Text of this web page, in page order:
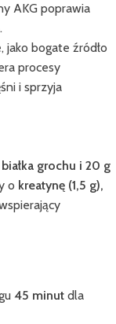
AKG poprawia
jako bogate źródło
procesy
i sprzyja
grochu i 20 g
o kreatynę (1,5 g),
45 minut dla